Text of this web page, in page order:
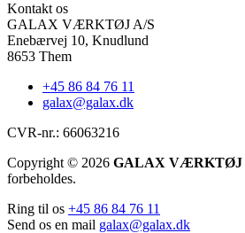
Kontakt os
GALAX VÆRKTØJ A/S
Enebærvej 10, Knudlund
8653 Them
+45 86 84 76 11
galax@galax.dk
CVR-nr.: 66063216
Copyright © 2026 GALAX VÆRKTØJ
forbeholdes.
Ring til os +45 86 84 76 11
Send os en mail galax@galax.dk